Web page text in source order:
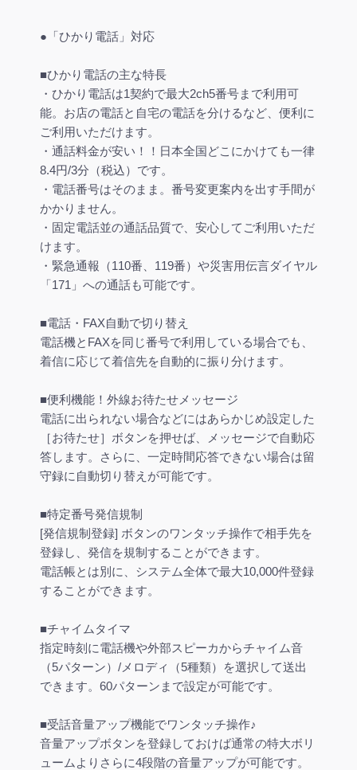
●「ひかり電話」対応
■ひかり電話の主な特長
・ひかり電話は1契約で最大2ch5番号まで利用可
能。お店の電話と自宅の電話を分けるなど、便利に
ご利用いただけます。
・通話料金が安い！！日本全国どこにかけても一律
8.4円/3分（税込）です。
・電話番号はそのまま。番号変更案内を出す手間が
かかりません。
・固定電話並の通話品質で、安心してご利用いただ
けます。
・緊急通報（110番、119番）や災害用伝言ダイヤル
「171」への通話も可能です。
■電話・FAX自動で切り替え
電話機とFAXを同じ番号で利用している場合でも、
着信に応じて着信先を自動的に振り分けます。
■便利機能！外線お待たせメッセージ
電話に出られない場合などにはあらかじめ設定した
［お待たせ］ボタンを押せば、メッセージで自動応
答します。さらに、一定時間応答できない場合は留
守録に自動切り替えが可能です。
■特定番号発信規制
[発信規制登録] ボタンのワンタッチ操作で相手先を
登録し、発信を規制することができます。
電話帳とは別に、システム全体で最大10,000件登録
することができます。
■チャイムタイマ
指定時刻に電話機や外部スピーカからチャイム音
（5パターン）/メロディ（5種類）を選択して送出
できます。60パターンまで設定が可能です。
■受話音量アップ機能でワンタッチ操作♪
音量アップボタンを登録しておけば通常の特大ボリ
ュームよりさらに4段階の音量アップが可能です。